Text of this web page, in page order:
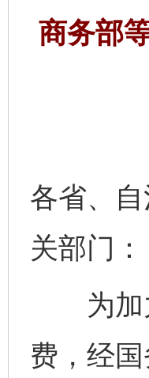
商务部
各省、
关部门：
为加力
费，经